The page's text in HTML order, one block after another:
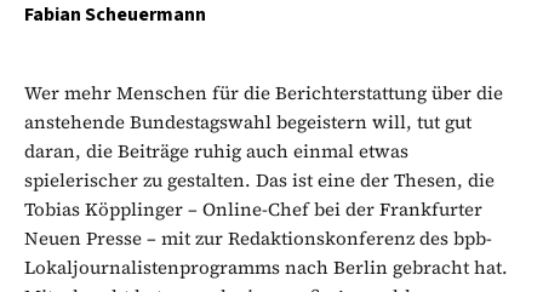
Fabian Scheuermann
Wer mehr Menschen für die Berichterstattung über die
anstehende Bundestagswahl begeistern will, tut gut
daran, die Beiträge ruhig auch einmal etwas
spielerischer zu gestalten. Das ist eine der Thesen, die
Tobias Köpplinger – Online-Chef bei der Frankfurter
Neuen Presse – mit zur Redaktionskonferenz des bpb-
Lokaljournalistenprogramms nach Berlin gebracht hat.